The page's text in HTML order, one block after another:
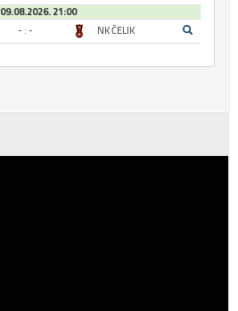
09.08.2026. 21:00
- : - NK ČELIK